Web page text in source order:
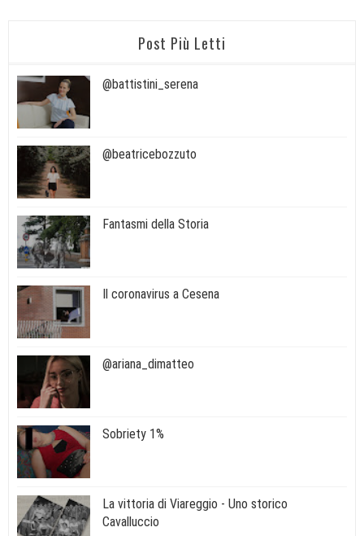
Post Più Letti
@battistini_serena
@beatricebozzuto
Fantasmi della Storia
Il coronavirus a Cesena
@ariana_dimatteo
Sobriety 1%
La vittoria di Viareggio - Uno storico
Cavalluccio